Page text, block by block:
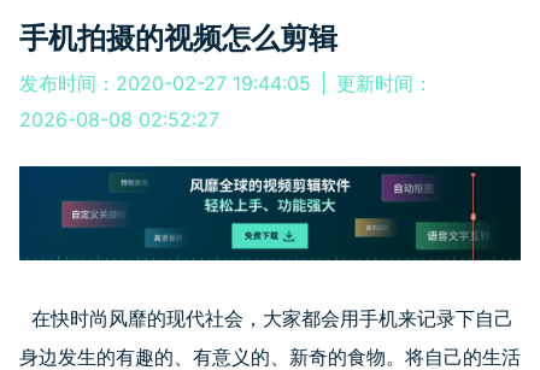
手机拍摄的视频怎么剪辑
发布时间：2020-02-27 19:44:05
更新时间：
2026-08-08 02:52:27
在快时尚风靡的现代社会，大家都会用手机来记录下自己
身边发生的有趣的、有意义的、新奇的食物。将自己的生活